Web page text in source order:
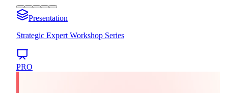
Presentation
Strategic Expert Workshop Series
PRO